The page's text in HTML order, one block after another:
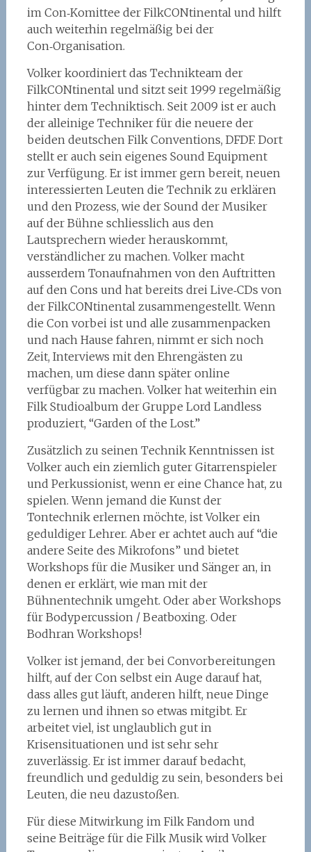
im Con‑Komittee der FilkCONtinental und hilft
auch weiterhin regelmäßig bei der
Con‑Organisation.
Volker koordiniert das Technikteam der
FilkCONtinental und sitzt seit 1999 regelmäßig
hinter dem Techniktisch. Seit 2009 ist er auch
der alleinige Techniker für die neuere der
beiden deutschen Filk Conventions, DFDF. Dort
stellt er auch sein eigenes Sound Equipment
zur Verfügung. Er ist immer gern bereit, neuen
interessierten Leuten die Technik zu erklären
und den Prozess, wie der Sound der Musiker
auf der Bühne schliesslich aus den
Lautsprechern wieder herauskommt,
verständlicher zu machen. Volker macht
ausserdem Tonaufnahmen von den Auftritten
auf den Cons und hat bereits drei Live‑CDs von
der FilkCONtinental zusammengestellt. Wenn
die Con vorbei ist und alle zusammenpacken
und nach Hause fahren, nimmt er sich noch
Zeit, Interviews mit den Ehrengästen zu
machen, um diese dann später online
verfügbar zu machen. Volker hat weiterhin ein
Filk Studioalbum der Gruppe Lord Landless
produziert, “Garden of the Lost.”
Zusätzlich zu seinen Technik Kenntnissen ist
Volker auch ein ziemlich guter Gitarrenspieler
und Perkussionist, wenn er eine Chance hat, zu
spielen. Wenn jemand die Kunst der
Tontechnik erlernen möchte, ist Volker ein
geduldiger Lehrer. Aber er achtet auch auf “die
andere Seite des Mikrofons” und bietet
Workshops für die Musiker und Sänger an, in
denen er erklärt, wie man mit der
Bühnentechnik umgeht. Oder aber Workshops
für Bodypercussion / Beatboxing. Oder
Bodhran Workshops!
Volker ist jemand, der bei Convorbereitungen
hilft, auf der Con selbst ein Auge darauf hat,
dass alles gut läuft, anderen hilft, neue Dinge
zu lernen und ihnen so etwas mitgibt. Er
arbeitet viel, ist unglaublich gut in
Krisensituationen und ist sehr sehr
zuverlässig. Er ist immer darauf bedacht,
freundlich und geduldig zu sein, besonders bei
Leuten, die neu dazustoßen.
Für diese Mitwirkung im Filk Fandom und
seine Beiträge für die Filk Musik wird Volker